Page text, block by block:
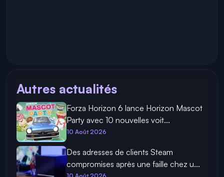
Autres actualités
Forza Horizon 6 lance Horizon Mascot
Party avec 10 nouvelles voit...
10 Août 2026
Des adresses de clients Steam
compromises après une faille chez u...